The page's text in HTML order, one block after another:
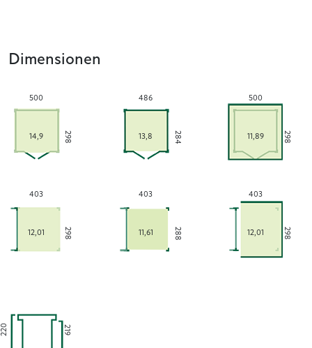
Dimensionen
298
500
14,9 284
486
13,8 298
500
11,89
298
403
12,01 288
403
11,61 298
403
12,01
220 219